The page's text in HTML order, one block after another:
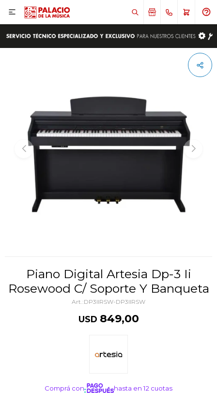

Piano Digital Artesia Dp-3 Ii
Rosewood C/ Soporte Y Banqueta
DP3IIRSW-DP3IIRSW
USD 849,00
Comprá con
hasta en 12 cuotas